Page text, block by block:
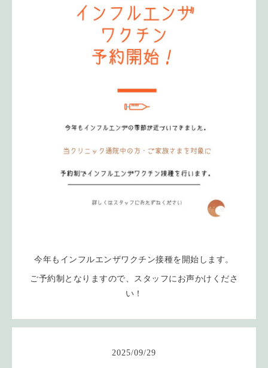
今年もインフルエンザワクチン接種を開始します。
ご予約制となりますので、スタッフにお声かけくださ
い！
2025/09/29